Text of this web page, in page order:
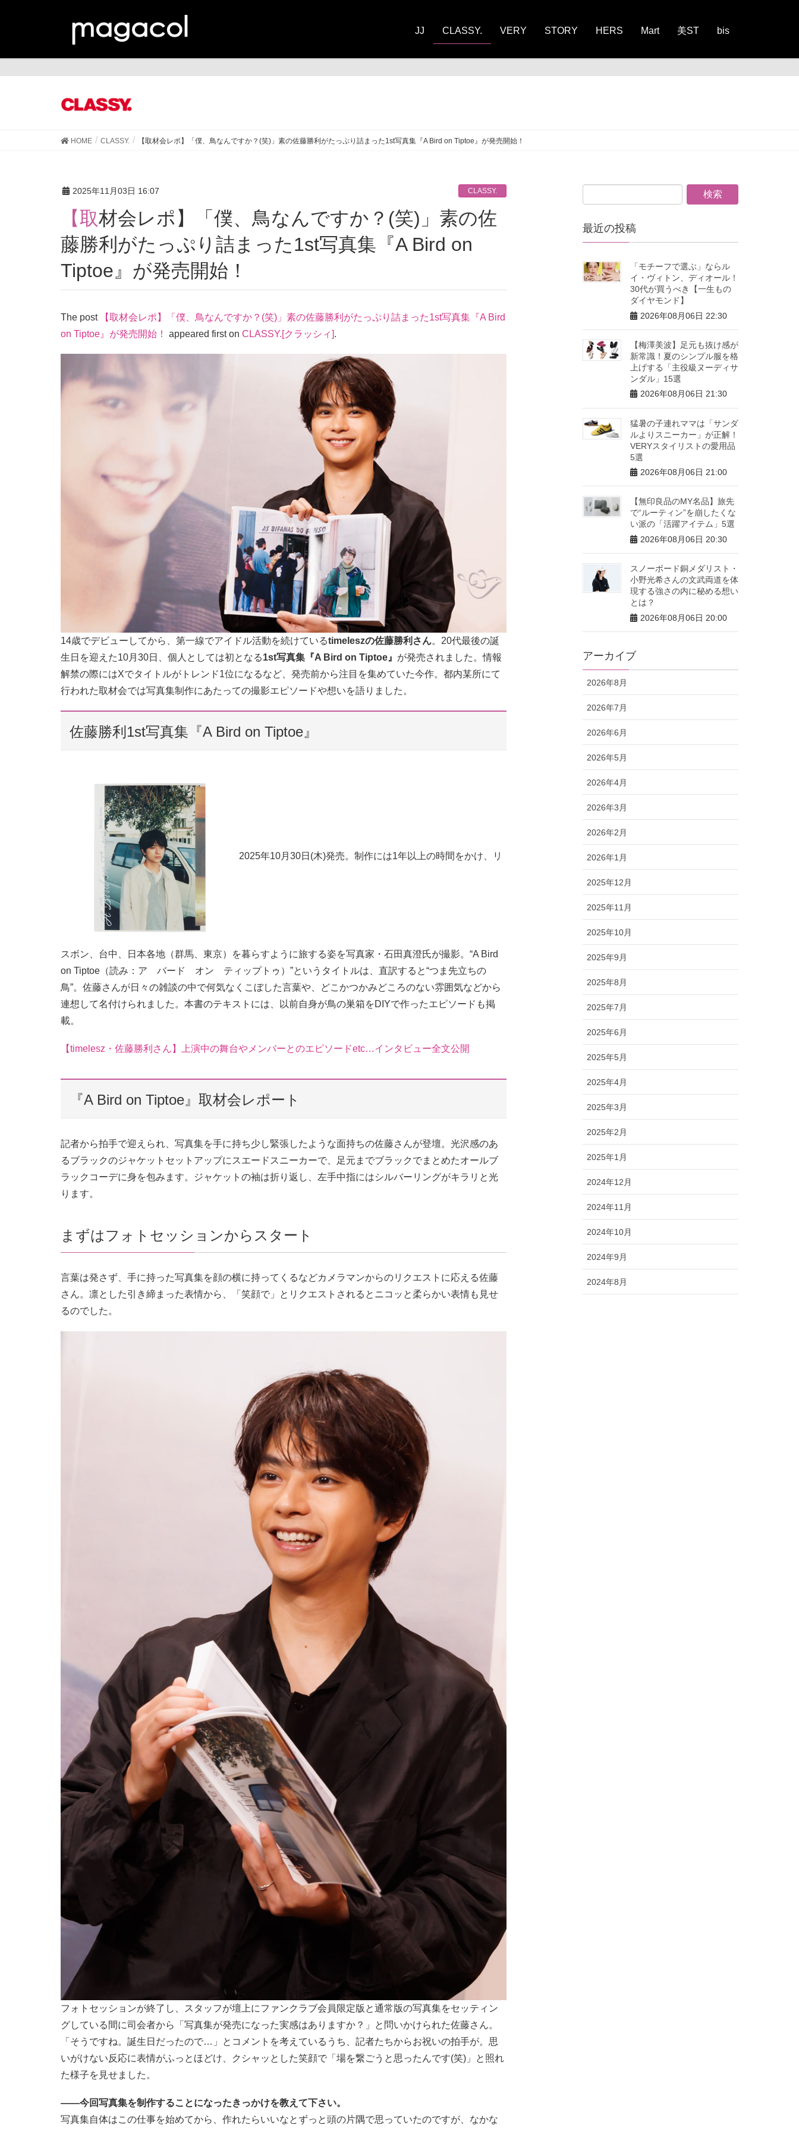
JJ CLASSY. VERY STORY HERS Mart 美ST bis
HOME CLASSY. 【取材会レポ】「僕、鳥なんですか？(笑)」素の佐藤勝利がたっぷり詰まった1st写真集『A Bird on Tiptoe』が発売開始！
2025年11月03日 16:07 CLASSY.
【取材会レポ】「僕、鳥なんですか？(笑)」素の佐
藤勝利がたっぷり詰まった1st写真集『A Bird on
Tiptoe』が発売開始！
The post
【取材会レポ】「僕、鳥なんですか？(笑)」素の佐藤勝利がたっぷり詰まった1st写真集『A Bird
on Tiptoe』が発売開始！
appeared first on CLASSY.[クラッシィ].
14歳でデビューしてから、第一線でアイドル活動を続けているtimeleszの佐藤勝利さん。20代最後の誕
生日を迎えた10月30日、個人としては初となる1st写真集『A Bird on Tiptoe』 が発売されました。情報
解禁の際にはXでタイトルがトレンド1位になるなど、発売前から注目を集めていた今作。都内某所にて
行われた取材会では写真集制作にあたっての撮影エピソードや想いを語りました。
佐藤勝利1st写真集『A Bird on Tiptoe』
2025年10月30日(木)発売。制作には1年以上の時間をかけ、リ
スボン、台中、日本各地（群馬、東京）を暮らすように旅する姿を写真家・石田真澄氏が撮影。“A Bird
on Tiptoe（読み：ア バード オン ティップトゥ）”というタイトルは、直訳すると“つま先立ちの
鳥”。佐藤さんが日々の雑談の中で何気なくこぼした言葉や、どこかつかみどころのない雰囲気などから
連想して名付けられました。本書のテキストには、以前自身が鳥の巣箱をDIYで作ったエピソードも掲
載。
【timelesz・佐藤勝利さん】上演中の舞台やメンバーとのエピソードetc…インタビュー全文公開
『A Bird on Tiptoe』取材会レポート
記者から拍手で迎えられ、写真集を手に持ち少し緊張したような面持ちの佐藤さんが登壇。光沢感のあ
るブラックのジャケットセットアップにスエードスニーカーで、足元までブラックでまとめたオールブ
ラックコーデに身を包みます。ジャケットの袖は折り返し、左手中指にはシルバーリングがキラリと光
ります。
まずはフォトセッションからスタート
言葉は発さず、手に持った写真集を顔の横に持ってくるなどカメラマンからのリクエストに応える佐藤
さん。凛とした引き締まった表情から、「笑顔で」とリクエストされるとニコッと柔らかい表情も見せ
るのでした。
フォトセッションが終了し、スタッフが壇上にファンクラブ会員限定版と通常版の写真集をセッティン
グしている間に司会者から「写真集が発売になった実感はありますか？」と問いかけられた佐藤さん。
「そうですね。誕生日だったので…」とコメントを考えているうち、記者たちからお祝いの拍手が。思
いがけない反応に表情がふっとほどけ、クシャッとした笑顔で「場を繋ごうと思ったんです(笑)」と照れ
た様子を見せました。
――今回写真集を制作することになったきっかけを教えて下さい。
写真集自体はこの仕事を始めてから、作れたらいいなとずっと頭の片隅で思っていたのですが、なかな
最近の投稿
「モチーフで選ぶ」ならル
イ・ヴィトン、ディオール！
30代が買うべき【一生もの
ダイヤモンド】
2026年08月06日 22:30
【梅澤美波】足元も抜け感が
新常識！夏のシンプル服を格
上げする「主役級ヌーディサ
ンダル」15選
2026年08月06日 21:30
猛暑の子連れママは「サンダ
ルよりスニーカー」が正解！
VERYスタイリストの愛用品
5選
2026年08月06日 21:00
【無印良品のMY名品】旅先
で“ルーティン”を崩したくな
い派の「活躍アイテム」5選
2026年08月06日 20:30
スノーボード銅メダリスト・
小野光希さんの文武両道を体
現する強さの内に秘める想い
とは？
2026年08月06日 20:00
アーカイブ
2026年8月
2026年7月
2026年6月
2026年5月
2026年4月
2026年3月
2026年2月
2026年1月
2025年12月
2025年11月
2025年10月
2025年9月
2025年8月
2025年7月
2025年6月
2025年5月
2025年4月
2025年3月
2025年2月
2025年1月
2024年12月
2024年11月
2024年10月
2024年9月
2024年8月